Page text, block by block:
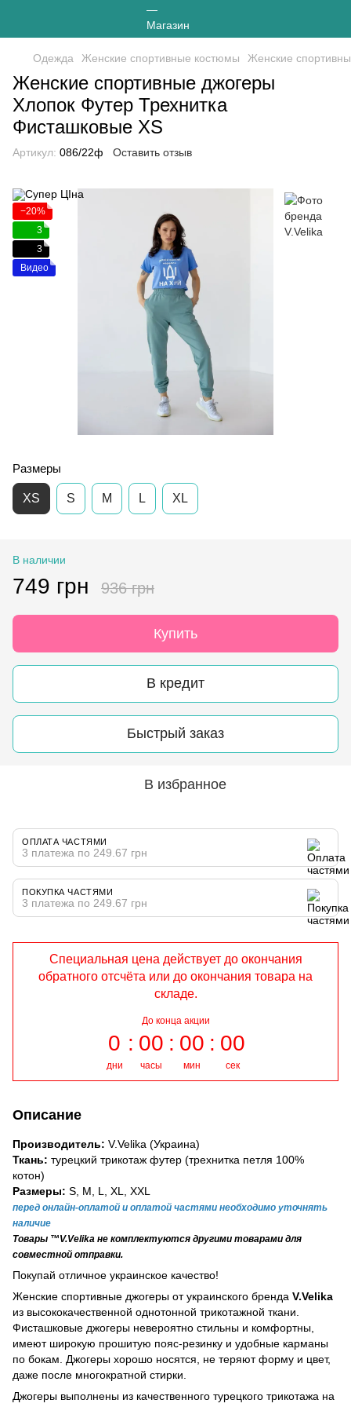
Одежда Женские спортивные костюмы Женские
Женские спортивные джогеры
Хлопок Футер Трехнитка
Фисташковые XS
Артикул: 086/22ф Оставить отзыв
−20%
3
3
Видео
Размеры
XS S M L XL
В наличии
749 грн 936 грн
Купить
В кредит
Быстрый заказ
В избранное
ОПЛАТА ЧАСТЯМИ
3 платежа по 249.67 грн
ПОКУПКА ЧАСТЯМИ
3 платежа по 249.67 грн
Специальная цена действует до окончания
обратного отсчёта или до окончания товара на
складе.
До конца акции
0
дни
00
часы
00
мин
00
сек
Описание
Производитель: V.Velika (Украина)
Ткань: турецкий трикотаж футер (трехнитка петля 100%
котон)
Размеры: S, M, L, XL, XXL
перед онлайн-оплатой и оплатой частями необходимо уточнять
наличие
Товары ™V.Velika не комплектуются другими товарами для
совместной отправки.
Покупай отличное украинское качество!
Женские спортивные джогеры от украинского бренда V.Velika
из высококачественной однотонной трикотажной ткани.
Фисташковые джогеры невероятно стильны и комфортны,
имеют широкую прошитую пояс-резинку и удобные карманы
по бокам. Джогеры хорошо носятся, не теряют форму и цвет,
даже после многократной стирки.
Джогеры выполнены из качественного турецкого трикотажа на